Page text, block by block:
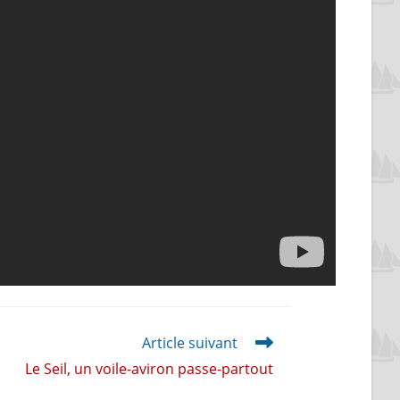
Article suivant
Le Seil, un voile-aviron passe-partout